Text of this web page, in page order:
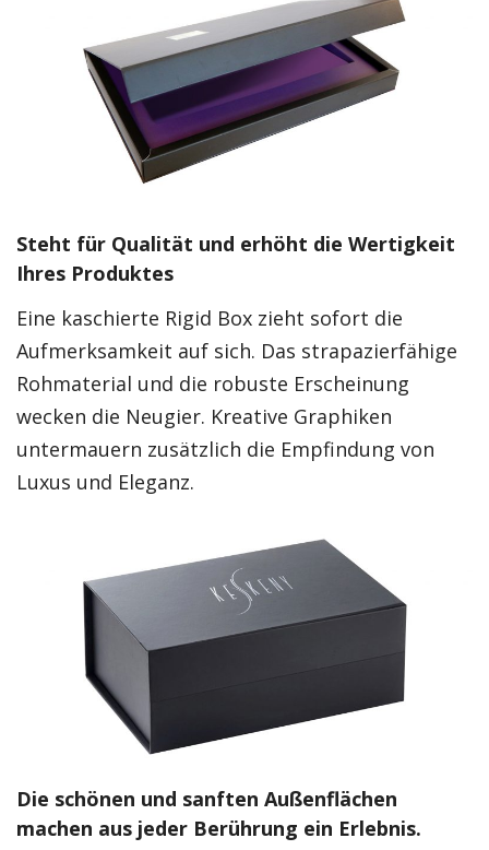
Steht für Qualität und erhöht die Wertigkeit
Ihres Produktes
Eine kaschierte Rigid Box zieht sofort die
Aufmerksamkeit auf sich. Das strapazierfähige
Rohmaterial und die robuste Erscheinung
wecken die Neugier. Kreative Graphiken
untermauern zusätzlich die Empfindung von
Luxus und Eleganz.
Die schönen und sanften Außenflächen
machen aus jeder Berührung ein Erlebnis.